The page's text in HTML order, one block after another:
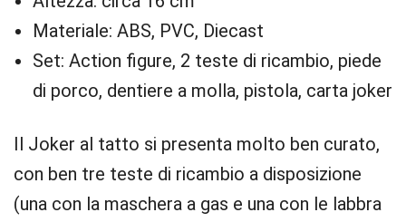
Materiale: ABS, PVC, Diecast
Set: Action figure, 2 teste di ricambio, piede
di porco, dentiere a molla, pistola, carta joker
Il Joker al tatto si presenta molto ben curato,
con ben tre teste di ricambio a disposizione
(una con la maschera a gas e una con le labbra